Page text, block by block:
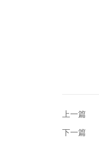
上一篇
下一篇